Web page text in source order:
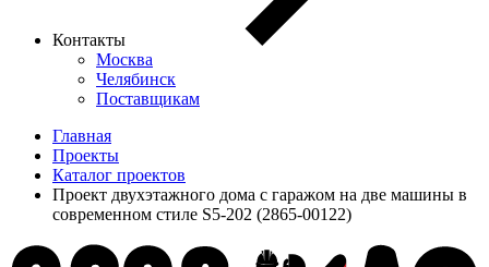
Контакты
Москва
Челябинск
Поставщикам
Главная
Проекты
Каталог проектов
Проект двухэтажного дома с гаражом на две машины в
современном стиле S5-202 (2865-00122)